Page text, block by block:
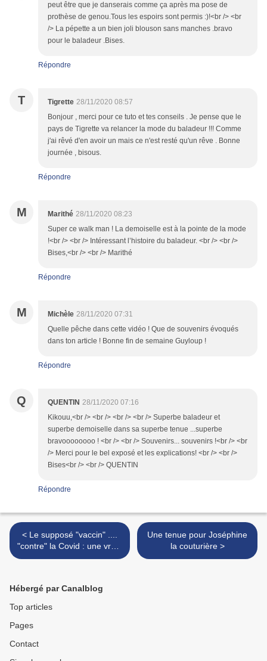
peut être que je danserais comme ça après ma pose de
prothèse de genou.Tous les espoirs sont permis :)!<br /> <br
/> La pépette a un bien joli blouson sans manches .bravo
pour le baladeur .Bises.
Répondre
T Tigrette 28/11/2020 08:57
Bonjour , merci pour ce tuto et tes conseils . Je pense que le
pays de Tigrette va relancer la mode du baladeur !!! Comme
j'ai rêvé d'en avoir un mais ce n'est resté qu'un rêve . Bonne
journée , bisous.
Répondre
M Marithé 28/11/2020 08:23
Super ce walk man ! La demoiselle est à la pointe de la mode
!<br /> <br /> Intéressant l’histoire du baladeur. <br /> <br />
Bises,<br /> <br /> Marithé
Répondre
M Michèle 28/11/2020 07:31
Quelle pêche dans cette vidéo ! Que de souvenirs évoqués
dans ton article ! Bonne fin de semaine Guyloup !
Répondre
Q QUENTIN 28/11/2020 07:16
Kikouu,<br /> <br /> <br /> <br /> Superbe baladeur et
superbe demoiselle dans sa superbe tenue ...superbe
bravoooooooo ! <br /> <br /> Souvenirs... souvenirs !<br /> <br
/> Merci pour le bel exposé et les explications! <br /> <br />
Bises<br /> <br /> QUENTIN
Répondre
< Le supposé "vaccin" ....
"contre" la Covid : une vraie
arnaque !!!!!!!!
Une tenue pour Joséphine
la couturière >
Hébergé par Canalblog
Top articles
Pages
Contact